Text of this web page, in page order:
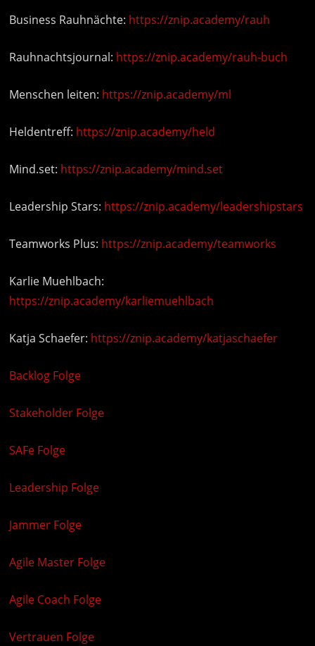
Business Rauhnächte: https://znip.academy/rauh
Rauhnachtsjournal: https://znip.academy/rauh-buch
Menschen leiten: https://znip.academy/ml
Heldentreff: https://znip.academy/held
Mind.set: https://znip.academy/mind.set
Leadership Stars: https://znip.academy/leadershipstars
Teamworks Plus: https://znip.academy/teamworks
Karlie Muehlbach:
https://znip.academy/karliemuehlbach
Katja Schaefer: https://znip.academy/katjaschaefer
Backlog Folge
Stakeholder Folge
SAFe Folge
Leadership Folge
Jammer Folge
Agile Master Folge
Agile Coach Folge
Vertrauen Folge